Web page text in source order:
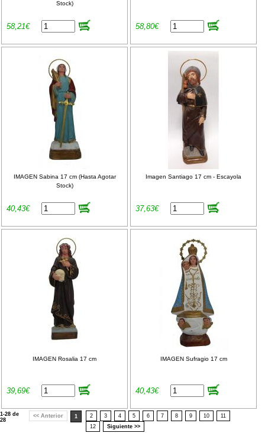
Stock)
58,21€ 58,80€
IMAGEN Sabina 17 cm (Hasta Agotar
Stock)
40,43€
Imagen Santiago 17 cm - Escayola
37,63€
IMAGEN Rosalia 17 cm
39,69€
IMAGEN Sufragio 17 cm
40,43€
1-28 de
28
<< Anterior 1 2 3 4 5 6 7 8 9 10
11
12
Siguiente >>